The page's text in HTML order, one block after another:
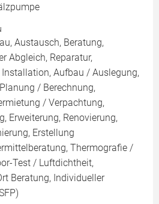
Austausch, Beratung,
Abgleich, Reparatur,
Aufbau / Auslegung,
/ Berechnung,
/ Verpachtung,
Erweiterung, Renovierung,
Erstellung
Thermografie /
Test / Luftdichtheit,
Beratung, Individueller